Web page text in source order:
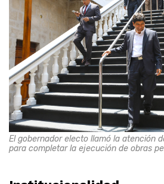
El gobernador electo llamó la atención
para completar la ejecución de obras